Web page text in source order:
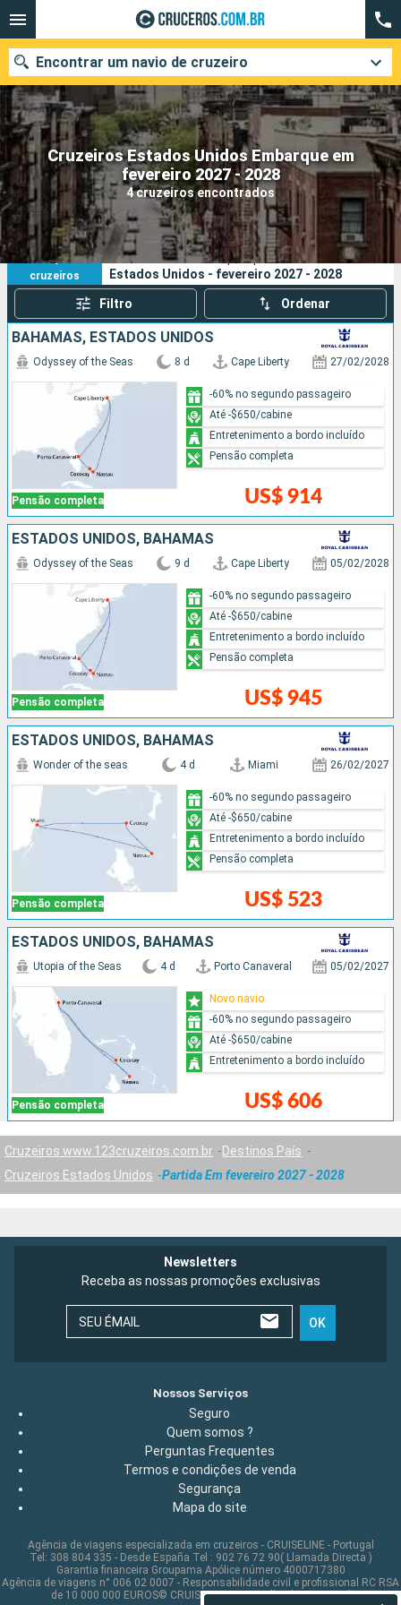
Cruzeiros Estados Unidos Embarque em
fevereiro 2027 - 2028
4 cruzeiros encontrados
Encontrar um navio de cruzeiro
Quando ir?
Data de partida
Cidades Companhias
Pesquisar
4
cruzeiros
Os seus critérios de pesquisa:
Estados Unidos - fevereiro 2027 - 2028
Filtro Ordenar
BAHAMAS, ESTADOS UNIDOS
Pensão completa
Odyssey of the Seas 8 d Cape Liberty 27/02/2028
US$ 914
-60% no segundo passageiro
Até -$650/cabine
Entretenimento a bordo incluído
Pensão completa
ESTADOS UNIDOS, BAHAMAS
Pensão completa
Odyssey of the Seas 9 d Cape Liberty 05/02/2028
US$ 945
-60% no segundo passageiro
Até -$650/cabine
Entretenimento a bordo incluído
Pensão completa
ESTADOS UNIDOS, BAHAMAS
Pensão completa
Wonder of the seas 4 d Miami 26/02/2027
US$ 523
-60% no segundo passageiro
Até -$650/cabine
Entretenimento a bordo incluído
Pensão completa
ESTADOS UNIDOS, BAHAMAS
Pensão completa
Utopia of the Seas 4 d Porto Canaveral 05/02/2027
US$ 606
Novo navio
-60% no segundo passageiro
Até -$650/cabine
Entretenimento a bordo incluído
Cruzeiros www.123cruzeiros.com.br
Destinos País
Cruzeiros Estados Unidos
Partida Em fevereiro 2027 - 2028
Newsletters
Receba as nossas promoções exclusivas
SEU ÉMAIL OK
Nossos Serviços
Seguro
Quem somos ?
Perguntas Frequentes
Termos e condições de venda
Segurança
Mapa do site
Agência de viagens especializada em cruzeiros - CRUISELINE - Portugal
Tel: 308 804 335 - Desde España Tel : 902 76 72 90( Llamada Directa )
Garantia financeira Groupama Apólice número 4000717380
Agência de viagens n° 006 02 0007 - Responsabilidade civil e profissional RC RSA
de 10 000 000 EUROS© CRUISELINE 2026 - all rights reserved